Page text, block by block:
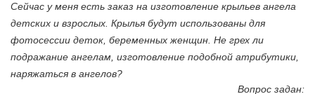
Сейчас у меня есть заказ на изготовление крыльев ангела
детских и взрослых. Крылья будут использованы для
фотосессии деток, беременных женщин. Не грех ли
подражание ангелам, изготовление подобной атрибутики,
наряжаться в ангелов?
Вопрос задан: